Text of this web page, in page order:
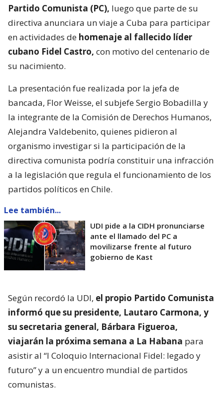
Partido Comunista (PC), luego que parte de su
directiva anunciara un viaje a Cuba para participar
en actividades de homenaje al fallecido líder
cubano Fidel Castro, con motivo del centenario de
su nacimiento.
La presentación fue realizada por la jefa de
bancada, Flor Weisse, el subjefe Sergio Bobadilla y
la integrante de la Comisión de Derechos Humanos,
Alejandra Valdebenito, quienes pidieron al
organismo investigar si la participación de la
directiva comunista podría constituir una infracción
a la legislación que regula el funcionamiento de los
partidos políticos en Chile.
Lee también...
UDI pide a la CIDH pronunciarse
ante el llamado del PC a
movilizarse frente al futuro
gobierno de Kast
Según recordó la UDI, el propio Partido Comunista
informó que su presidente, Lautaro Carmona, y
su secretaria general, Bárbara Figueroa,
viajarán la próxima semana a La Habana para
asistir al “I Coloquio Internacional Fidel: legado y
futuro” y a un encuentro mundial de partidos
comunistas.